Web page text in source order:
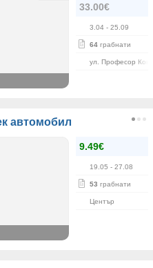
33.00€
3.04 - 25.09
64 грабнати
ул. Професор
автомобил
9.49€
19.05 - 27.08
53 грабнати
Център